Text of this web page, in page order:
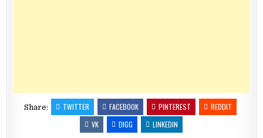
Share: TWITTER FACEBOOK PINTEREST
REDDIT
VK
DIGG LINKEDIN